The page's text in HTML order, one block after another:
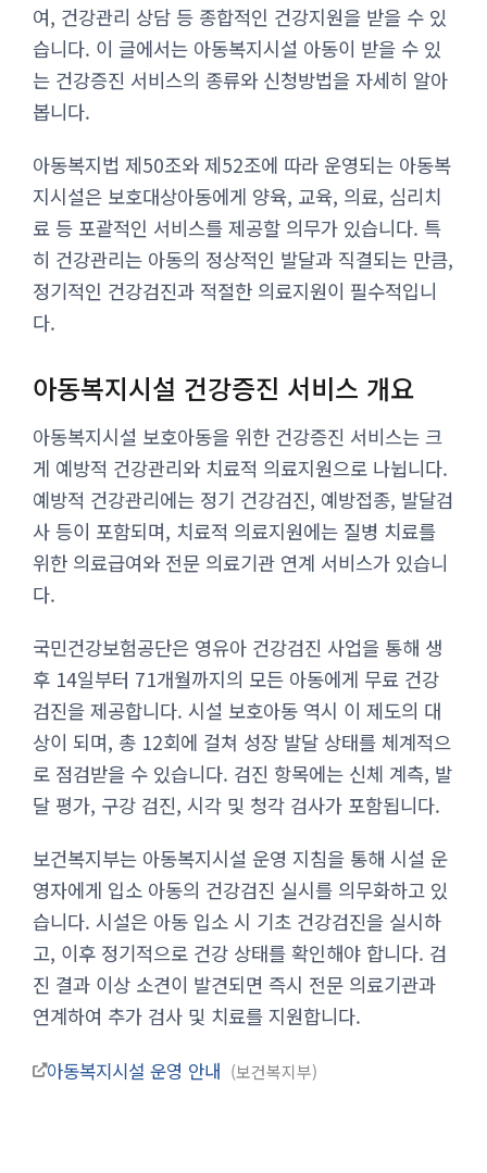
여, 건강관리 상담 등 종합적인 건강지원을 받을 수 있
습니다. 이 글에서는 아동복지시설 아동이 받을 수 있
는 건강증진 서비스의 종류와 신청방법을 자세히 알아
봅니다.
아동복지법 제50조와 제52조에 따라 운영되는 아동복
지시설은 보호대상아동에게 양육, 교육, 의료, 심리치
료 등 포괄적인 서비스를 제공할 의무가 있습니다. 특
히 건강관리는 아동의 정상적인 발달과 직결되는 만큼,
정기적인 건강검진과 적절한 의료지원이 필수적입니
다.
아동복지시설 건강증진 서비스 개요
아동복지시설 보호아동을 위한 건강증진 서비스는 크
게 예방적 건강관리와 치료적 의료지원으로 나뉩니다.
예방적 건강관리에는 정기 건강검진, 예방접종, 발달검
사 등이 포함되며, 치료적 의료지원에는 질병 치료를
위한 의료급여와 전문 의료기관 연계 서비스가 있습니
다.
국민건강보험공단은 영유아 건강검진 사업을 통해 생
후 14일부터 71개월까지의 모든 아동에게 무료 건강
검진을 제공합니다. 시설 보호아동 역시 이 제도의 대
상이 되며, 총 12회에 걸쳐 성장 발달 상태를 체계적으
로 점검받을 수 있습니다. 검진 항목에는 신체 계측, 발
달 평가, 구강 검진, 시각 및 청각 검사가 포함됩니다.
보건복지부는 아동복지시설 운영 지침을 통해 시설 운
영자에게 입소 아동의 건강검진 실시를 의무화하고 있
습니다. 시설은 아동 입소 시 기초 건강검진을 실시하
고, 이후 정기적으로 건강 상태를 확인해야 합니다. 검
진 결과 이상 소견이 발견되면 즉시 전문 의료기관과
연계하여 추가 검사 및 치료를 지원합니다.
아동복지시설 운영 안내 보건복지부